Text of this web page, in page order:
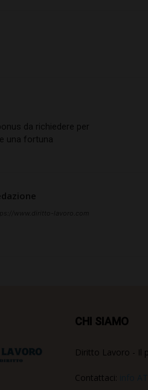
da richiedere per
una fortuna
CHI SIAMO
Diritto Lavoro - Il
Contattaci: